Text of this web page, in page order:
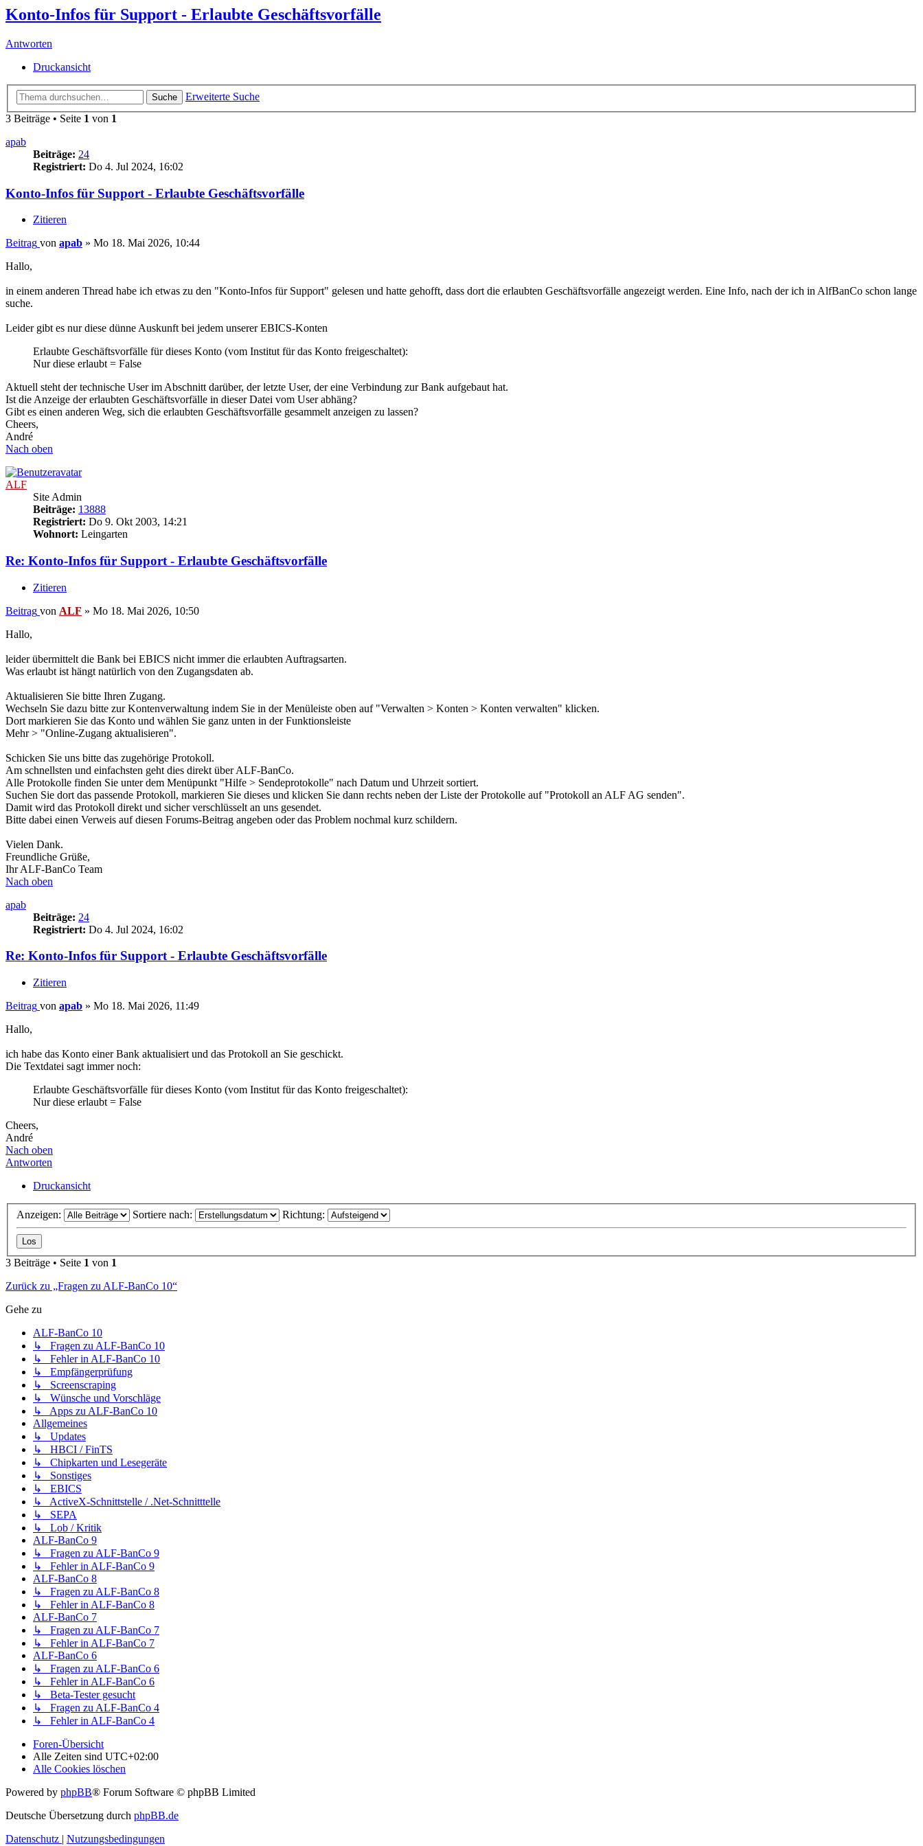
Konto-Infos für Support - Erlaubte Geschäftsvorfälle
Antworten
Druckansicht
Suche
Erweiterte Suche
3 Beiträge • Seite 1 von 1
apab
Beiträge: 24
Registriert: Do 4. Jul 2024, 16:02
Konto-Infos für Support - Erlaubte Geschäftsvorfälle
Zitieren
Beitrag von apab » Mo 18. Mai 2026, 10:44
Hallo,
in einem anderen Thread habe ich etwas zu den "Konto-Infos für Support" gelesen und hatte gehofft, dass dort die erlaubten Geschäftsvorfälle angezeigt werden. Eine Info, nach der ich in AlfBanCo schon lange
suche.
Leider gibt es nur diese dünne Auskunft bei jedem unserer EBICS-Konten
Erlaubte Geschäftsvorfälle für dieses Konto (vom Institut für das Konto freigeschaltet):
Nur diese erlaubt = False
Aktuell steht der technische User im Abschnitt darüber, der letzte User, der eine Verbindung zur Bank aufgebaut hat.
Ist die Anzeige der erlaubten Geschäftsvorfälle in dieser Datei vom User abhäng?
Gibt es einen anderen Weg, sich die erlaubten Geschäftsvorfälle gesammelt anzeigen zu lassen?
Cheers,
André
Nach oben
ALF
Site Admin
Beiträge: 13888
Registriert: Do 9. Okt 2003, 14:21
Wohnort: Leingarten
Re: Konto-Infos für Support - Erlaubte Geschäftsvorfälle
Zitieren
Beitrag von ALF » Mo 18. Mai 2026, 10:50
Hallo,
leider übermittelt die Bank bei EBICS nicht immer die erlaubten Auftragsarten.
Was erlaubt ist hängt natürlich von den Zugangsdaten ab.
Aktualisieren Sie bitte Ihren Zugang.
Wechseln Sie dazu bitte zur Kontenverwaltung indem Sie in der Menüleiste oben auf "Verwalten > Konten > Konten verwalten" klicken.
Dort markieren Sie das Konto und wählen Sie ganz unten in der Funktionsleiste
Mehr > "Online-Zugang aktualisieren".
Schicken Sie uns bitte das zugehörige Protokoll.
Am schnellsten und einfachsten geht dies direkt über ALF-BanCo.
Alle Protokolle finden Sie unter dem Menüpunkt "Hilfe > Sendeprotokolle" nach Datum und Uhrzeit sortiert.
Suchen Sie dort das passende Protokoll, markieren Sie dieses und klicken Sie dann rechts neben der Liste der Protokolle auf "Protokoll an ALF AG senden".
Damit wird das Protokoll direkt und sicher verschlüsselt an uns gesendet.
Bitte dabei einen Verweis auf diesen Forums-Beitrag angeben oder das Problem nochmal kurz schildern.
Vielen Dank.
Freundliche Grüße,
Ihr ALF-BanCo Team
Nach oben
apab
Beiträge: 24
Registriert: Do 4. Jul 2024, 16:02
Re: Konto-Infos für Support - Erlaubte Geschäftsvorfälle
Zitieren
Beitrag von apab » Mo 18. Mai 2026, 11:49
Hallo,
ich habe das Konto einer Bank aktualisiert und das Protokoll an Sie geschickt.
Die Textdatei sagt immer noch:
Erlaubte Geschäftsvorfälle für dieses Konto (vom Institut für das Konto freigeschaltet):
Nur diese erlaubt = False
Cheers,
André
Nach oben
Antworten
Druckansicht
Anzeigen: Sortiere nach: Richtung:
3 Beiträge • Seite 1 von 1
Zurück zu „Fragen zu ALF-BanCo 10“
Gehe zu
ALF-BanCo 10
↳ Fragen zu ALF-BanCo 10
↳ Fehler in ALF-BanCo 10
↳ Empfängerprüfung
↳ Screenscraping
↳ Wünsche und Vorschläge
↳ Apps zu ALF-BanCo 10
Allgemeines
↳ Updates
↳ HBCI / FinTS
↳ Chipkarten und Lesegeräte
↳ Sonstiges
↳ EBICS
↳ ActiveX-Schnittstelle / .Net-Schnitttelle
↳ SEPA
↳ Lob / Kritik
ALF-BanCo 9
↳ Fragen zu ALF-BanCo 9
↳ Fehler in ALF-BanCo 9
ALF-BanCo 8
↳ Fragen zu ALF-BanCo 8
↳ Fehler in ALF-BanCo 8
ALF-BanCo 7
↳ Fragen zu ALF-BanCo 7
↳ Fehler in ALF-BanCo 7
ALF-BanCo 6
↳ Fragen zu ALF-BanCo 6
↳ Fehler in ALF-BanCo 6
↳ Beta-Tester gesucht
↳ Fragen zu ALF-BanCo 4
↳ Fehler in ALF-BanCo 4
Foren-Übersicht
Alle Zeiten sind UTC+02:00
Alle Cookies löschen
Powered by phpBB® Forum Software © phpBB Limited
Deutsche Übersetzung durch phpBB.de
Datenschutz | Nutzungsbedingungen